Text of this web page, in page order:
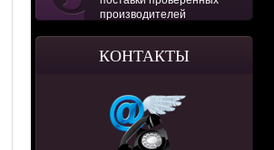
производителей
КОНТАКТЫ